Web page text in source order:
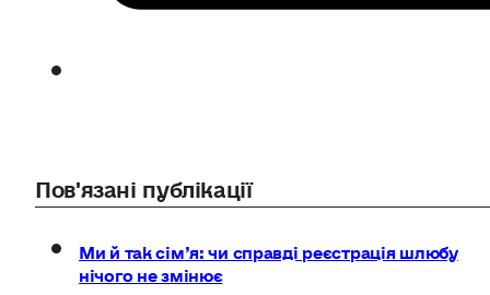
Пов'язані публікації
Ми й так сім’я: чи справді реєстрація шлюбу
нічого не змінює